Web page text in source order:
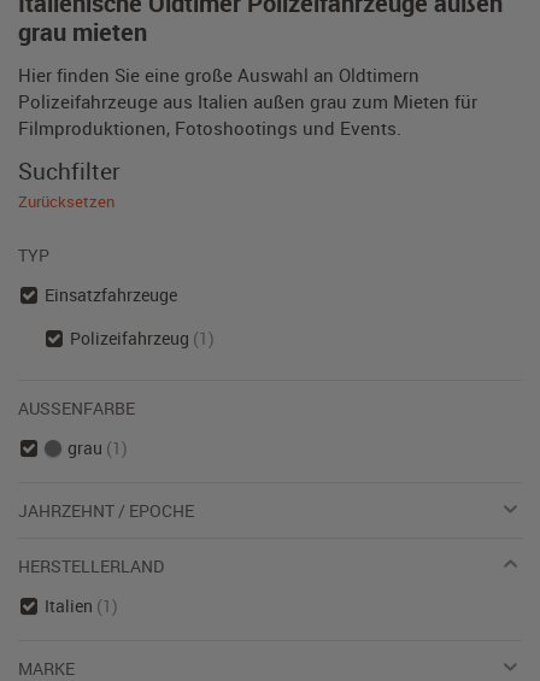
grau mieten
Hier finden Sie eine große Auswahl an Oldtimern
Polizeifahrzeuge aus Italien außen grau zum Mieten für
Filmproduktionen, Fotoshootings und Events.
Suchfilter
Zurücksetzen
TYP
Einsatzfahrzeuge
Polizeifahrzeug (1)
AUSSENFARBE
grau (1)
JAHRZEHNT / EPOCHE
HERSTELLERLAND
Italien (1)
MARKE